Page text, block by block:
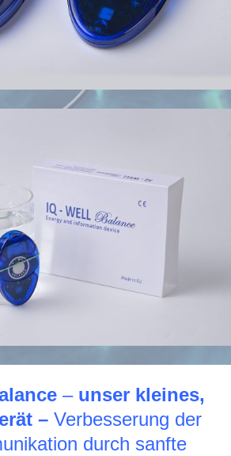
– unser kleines,
– Verbesserung der
durch sanfte